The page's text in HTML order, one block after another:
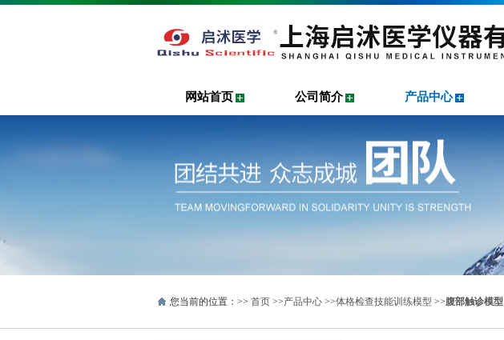
网站首页 公司简介 产品中心
您当前的位置：>> 首页 >>产品中心 >>体格检查技能训练模型 >>腹部触诊模型